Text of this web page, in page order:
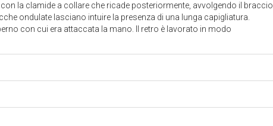
la clamide a collare che ricade posteriormente, avvolgendo il braccio
ondulate lasciano intuire la presenza di una lunga capigliatura.
con cui era attaccata la mano. Il retro è lavorato in modo